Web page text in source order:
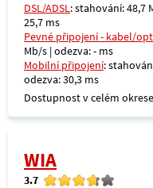
DSL/ADSL: stahování: 48,7
25,7 ms
Pevné připojení - kabel/
Mb/s | odezva: - ms
Mobilní připojení:
odezva: 30,3 ms
Dostupnost v celém
WIA
3.7